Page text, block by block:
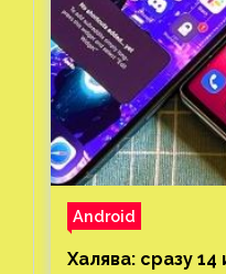
Android
Халява: сразу